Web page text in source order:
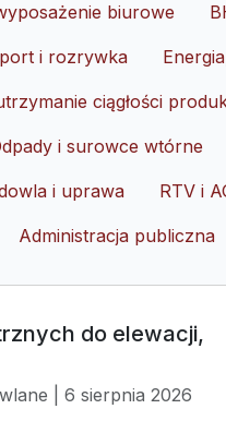
biurowe
i rozrywka
ciągłości
i surowce wtórne
i uprawa RTV i
Administracja publiczna
do elewacji,
| 6 sierpnia 2026